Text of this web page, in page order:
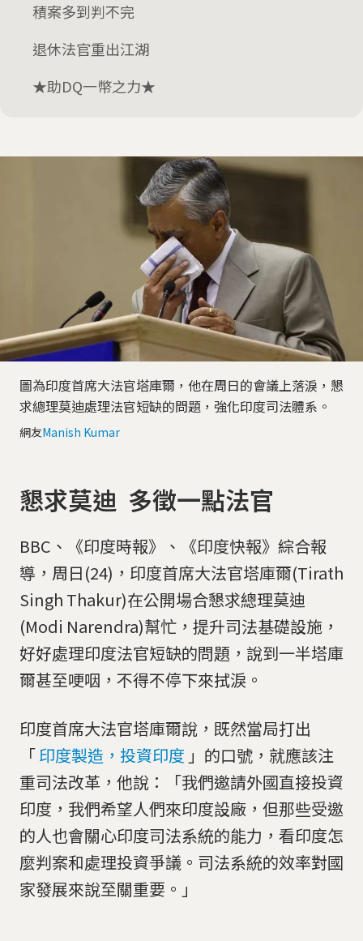
積案多到判不完
退休法官重出江湖
★助DQ一幣之力★
圖為印度首席大法官塔庫爾，他在周日的會議上落淚，懇
求總理莫迪處理法官短缺的問題，強化印度司法體系。
網友Manish Kumar
懇求莫迪 多徵一點法官
BBC、《印度時報》、《印度快報》綜合報
導，周日(24)，印度首席大法官塔庫爾(Tirath
Singh Thakur)在公開場合懇求總理莫迪
(Modi Narendra)幫忙，提升司法基礎設施，
好好處理印度法官短缺的問題，說到一半塔庫
爾甚至哽咽，不得不停下來拭淚。
印度首席大法官塔庫爾說，既然當局打出
「印度製造，投資印度 」的口號，就應該注
重司法改革，他說：「我們邀請外國直接投資
印度，我們希望人們來印度設廠，但那些受邀
的人也會關心印度司法系統的能力，看印度怎
麼判案和處理投資爭議。司法系統的效率對國
家發展來說至關重要。」